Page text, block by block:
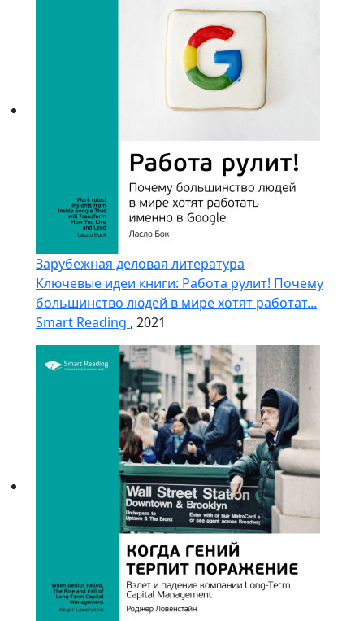
Зарубежная деловая литература
Ключевые идеи книги: Работа рулит! Почему
большинство людей в мире хотят работат...
Smart Reading , 2021